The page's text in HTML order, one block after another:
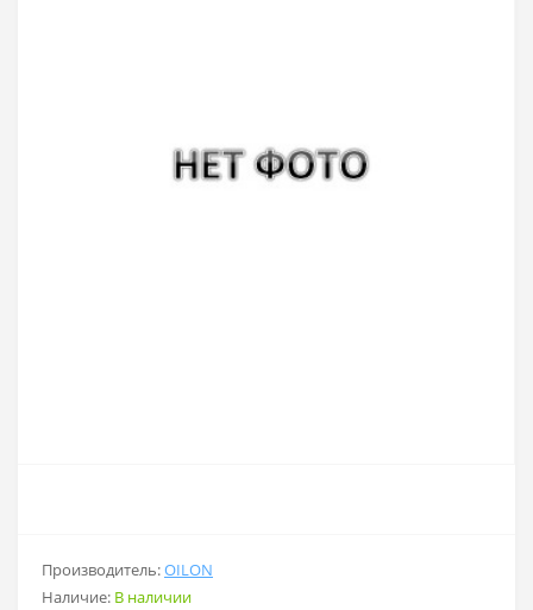
Производитель:OILON
Наличие: В наличии